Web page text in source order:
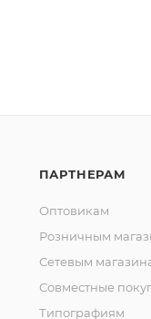
ПАРТНЕРАМ
Оптовикам
Розничным
Сетевым
Совместные
Типографиям